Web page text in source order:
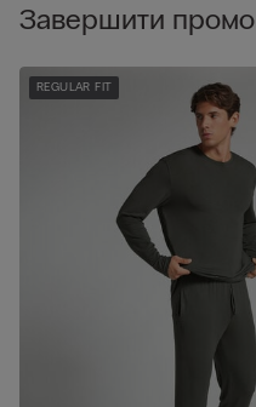
Завершити промо
REGULAR FIT